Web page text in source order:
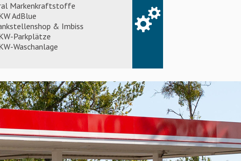
Markenkraftstoffe
AdBlue
& Imbiss
Parkplätze
Waschanlage